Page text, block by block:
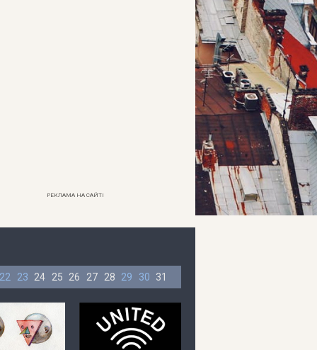
РЕКЛАМА НА САЙТІ
22 23 24 25 26 27 28 29 30 31